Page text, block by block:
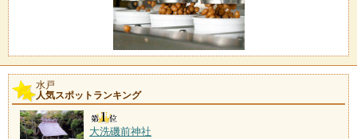
水戸
人気スポットランキング
大洗磯前神社